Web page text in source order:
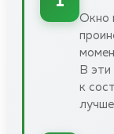
Окно
В эти
к